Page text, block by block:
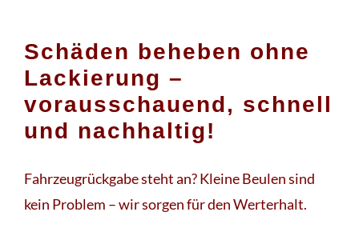
Schäden beheben ohne
Lackierung –
vorausschauend, schnell
und nachhaltig!
Fahrzeugrückgabe steht an? Kleine Beulen sind
kein Problem – wir sorgen für den Werterhalt.